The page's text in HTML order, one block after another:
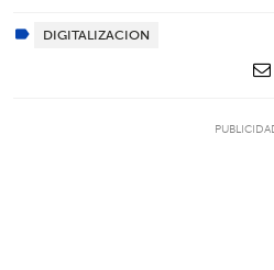
DIGITALIZACION